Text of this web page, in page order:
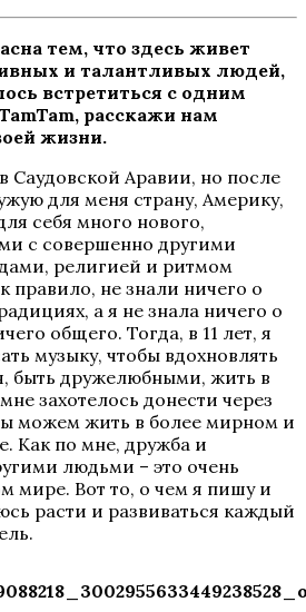
тем, что здесь живет
и талантливых людей,
встретиться с одним
расскажи нам
жизни.
Саудовской Аравии, но после
для меня страну, Америку,
себя много нового,
с совершенно другими
религией и ритмом
правило, не знали ничего о
а я не знала ничего о
общего. Тогда, в 11 лет, я
музыку, чтобы вдохновлять
быть дружелюбными, жить в
захотелось донести через
можем жить в более мирном и
Как по мне, дружба и
людьми – это очень
мире. Вот то, о чем я пишу и
расти и развиваться каждый